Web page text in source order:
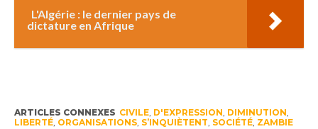
L'Algérie : le dernier pays de
dictature en Afrique
ARTICLES CONNEXES CIVILE, D'EXPRESSION, DIMINUTION,
LIBERTÉ, ORGANISATIONS, S’INQUIÈTENT, SOCIÉTÉ, ZAMBIE